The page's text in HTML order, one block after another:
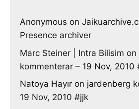
Anonymous on
Presence archiver
Marc Steiner | Intra Bilisim on
kommenterar – 19 Nov, 2010
Natoya Hayır on jardenberg
19 Nov, 2010 #jjk